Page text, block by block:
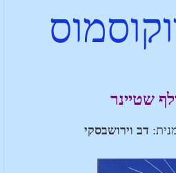
שטיינר
דב וירושבסקי